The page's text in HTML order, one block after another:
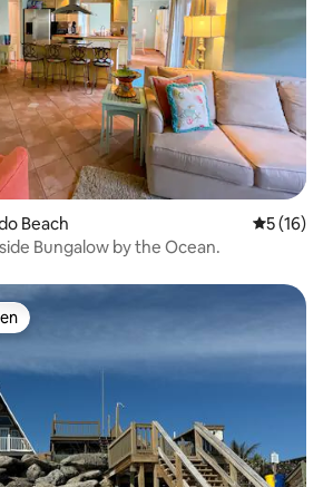
Beach
5 (16)
Bungalow by the Ocean.